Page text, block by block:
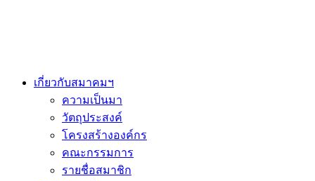
เกี่ยวกับสมาคมฯ
ความเป็นมา
วัตถุประสงค์
โครงสร้างองค์กร
คณะกรรมการ
รายชื่อสมาชิก